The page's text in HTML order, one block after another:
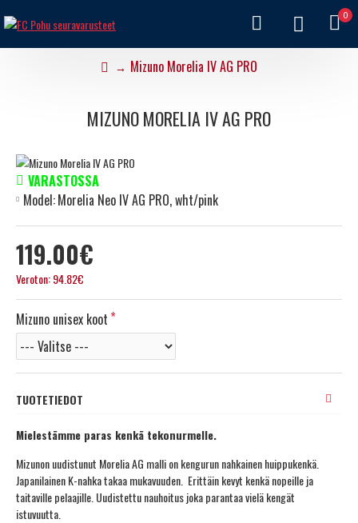
0
Mizuno Morelia IV AG PRO
MIZUNO MORELIA IV AG PRO
119.00€
Veroton: 94.82€
VARASTOSSA
Model:Morelia Neo IV AG PRO, wht/pink
Mizuno unisex koot
TUOTETIEDOT
Mielestämme paras kenkä tekonurmelle.
Mizunon uudistunut Morelia AG malli on kengurun nahkainen huippukenkä.
Japanilainen K-nahka takaa mukavuuden. Erittäin kevyt kenkä nopeille ja
taitaville pelaajille. Uudistettu nauhoitus joka parantaa vielä kengät
istuvuutta.